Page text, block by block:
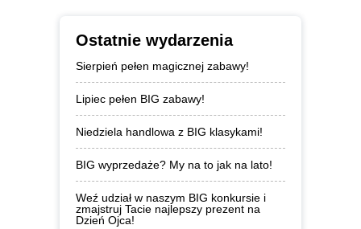
Ostatnie wydarzenia
Sierpień pełen magicznej zabawy!
Lipiec pełen BIG zabawy!
Niedziela handlowa z BIG klasykami!
BIG wyprzedaże? My na to jak na lato!
Weź udział w naszym BIG konkursie i
zmajstruj Tacie najlepszy prezent na
Dzień Ojca!